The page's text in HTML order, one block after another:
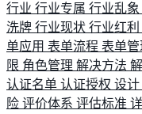
行业 行业专属 行业乱象
洗牌 行业现状 行业红利
单应用 表单流程 表单管
限 角色管理 解决方法
认证名单 认证授权 设计
险 评价体系 评估标准